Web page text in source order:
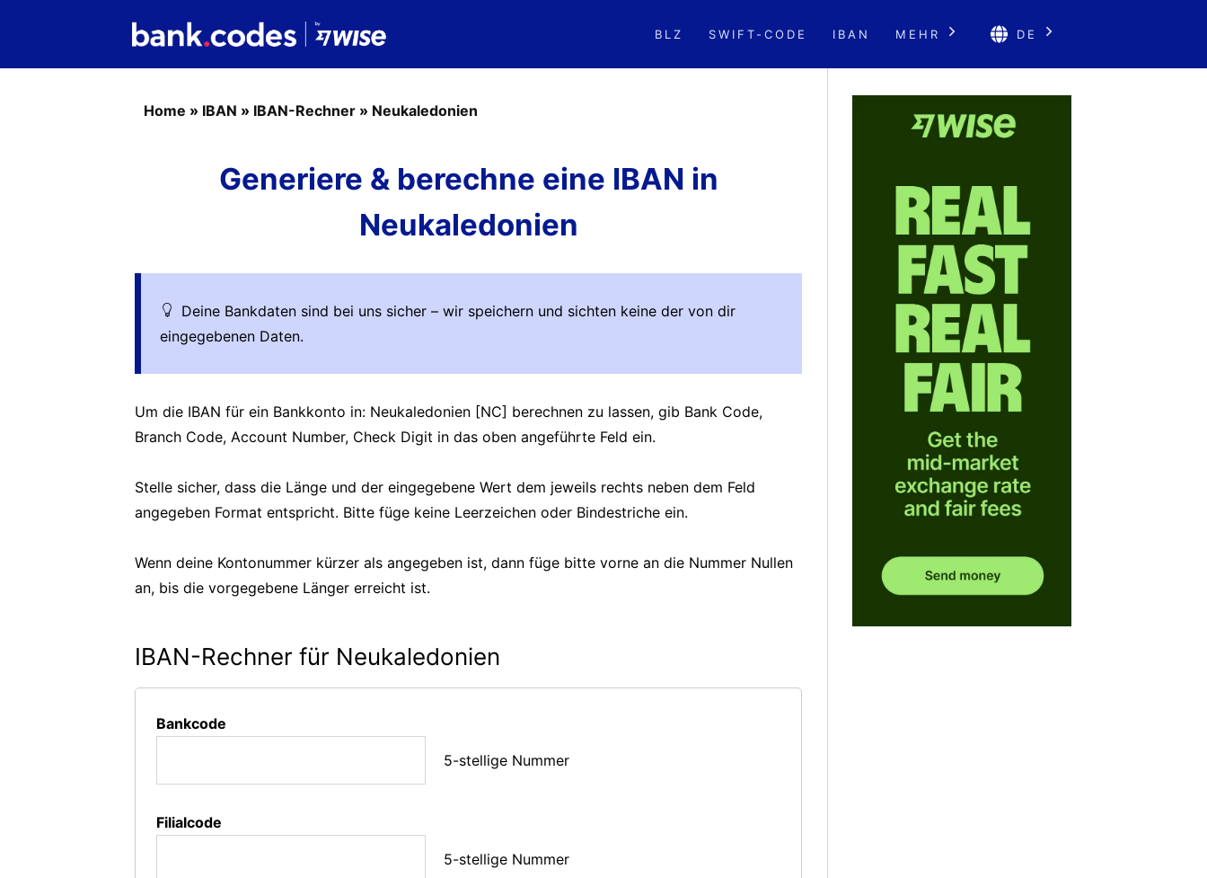
BLZ SWIFT-CODE IBAN MEHR DE
Home » IBAN » IBAN-Rechner » Neukaledonien
Generiere & berechne eine IBAN in
Neukaledonien
Deine Bankdaten sind bei uns sicher – wir speichern und sichten keine der von dir
eingegebenen Daten.
Um die IBAN für ein Bankkonto in: Neukaledonien [NC] berechnen zu lassen, gib Bank Code,
Branch Code, Account Number, Check Digit in das oben angeführte Feld ein.
Stelle sicher, dass die Länge und der eingegebene Wert dem jeweils rechts neben dem Feld
angegeben Format entspricht. Bitte füge keine Leerzeichen oder Bindestriche ein.
Wenn deine Kontonummer kürzer als angegeben ist, dann füge bitte vorne an die Nummer Nullen
an, bis die vorgegebene Länger erreicht ist.
IBAN-Rechner für Neukaledonien
Bankcode
5-stellige Nummer
Filialcode
5-stellige Nummer